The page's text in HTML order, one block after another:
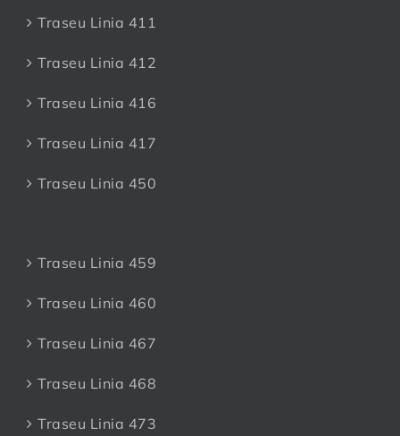
Traseu Linia 411
Traseu Linia 412
Traseu Linia 416
Traseu Linia 417
Traseu Linia 450
Traseu Linia 459
Traseu Linia 460
Traseu Linia 467
Traseu Linia 468
Traseu Linia 473